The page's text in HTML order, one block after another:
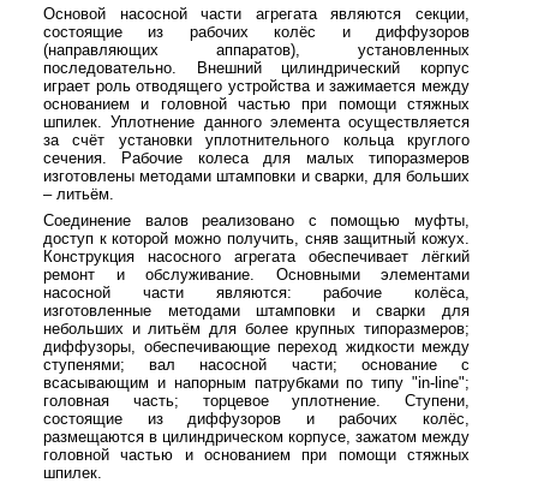
Основой насосной части агрегата являются секции,
состоящие из рабочих колёс и диффузоров
(направляющих аппаратов), установленных
последовательно. Внешний цилиндрический корпус
играет роль отводящего устройства и зажимается между
основанием и головной частью при помощи стяжных
шпилек. Уплотнение данного элемента осуществляется
за счёт установки уплотнительного кольца круглого
сечения. Рабочие колеса для малых типоразмеров
изготовлены методами штамповки и сварки, для больших
– литьём.
Соединение валов реализовано с помощью муфты,
доступ к которой можно получить, сняв защитный кожух.
Конструкция насосного агрегата обеспечивает лёгкий
ремонт и обслуживание. Основными элементами
насосной части являются: рабочие колёса,
изготовленные методами штамповки и сварки для
небольших и литьём для более крупных типоразмеров;
диффузоры, обеспечивающие переход жидкости между
ступенями; вал насосной части; основание с
всасывающим и напорным патрубками по типу "in-line";
головная часть; торцевое уплотнение. Ступени,
состоящие из диффузоров и рабочих колёс,
размещаются в цилиндрическом корпусе, зажатом между
головной частью и основанием при помощи стяжных
шпилек.